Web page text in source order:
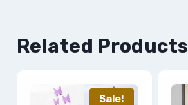
Related Products
Sale!